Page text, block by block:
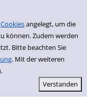
Cookiesangelegt, um die
können. Zudem werden
Bitte beachten Sie
. Mit der weiteren